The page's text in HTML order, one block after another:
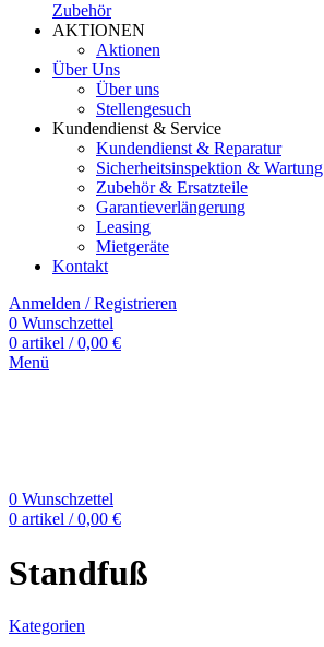
Zubehör
AKTIONEN
Aktionen
Über Uns
Über uns
Stellengesuch
Kundendienst & Service
Kundendienst & Reparatur
Sicherheitsinspektion & Wartung
Zubehör & Ersatzteile
Garantieverlängerung
Leasing
Mietgeräte
Kontakt
Anmelden / Registrieren
0 Wunschzettel
0 artikel / 0,00 €
Menü
0 Wunschzettel
0 artikel / 0,00 €
Standfuß
Kategorien